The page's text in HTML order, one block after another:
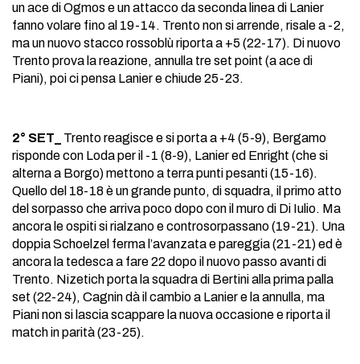
un ace di Ogmos e un attacco da seconda linea di Lanier
fanno volare fino al 19-14. Trento non si arrende, risale a -2,
ma un nuovo stacco rossoblù riporta a +5 (22-17). Di nuovo
Trento prova la reazione, annulla tre set point (a ace di
Piani), poi ci pensa Lanier e chiude 25-23.
2° SET_
Trento reagisce e si porta a +4 (5-9), Bergamo
risponde con Loda per il -1 (8-9), Lanier ed Enright (che si
alterna a Borgo) mettono a terra punti pesanti (15-16).
Quello del 18-18 è un grande punto, di squadra, il primo atto
del sorpasso che arriva poco dopo con il muro di Di Iulio. Ma
ancora le ospiti si rialzano e controsorpassano (19-21). Una
doppia Schoelzel ferma l’avanzata e pareggia (21-21) ed è
ancora la tedesca a fare 22 dopo il nuovo passo avanti di
Trento. Nizetich porta la squadra di Bertini alla prima palla
set (22-24), Cagnin dà il cambio a Lanier e la annulla, ma
Piani non si lascia scappare la nuova occasione e riporta il
match in parità (23-25).